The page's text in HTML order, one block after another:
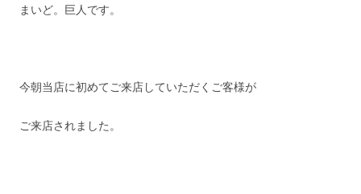
まいど。巨人です。
今朝当店に初めてご来店していただくご客様が
ご来店されました。